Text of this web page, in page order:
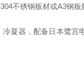
不锈钢板材或A3钢板
凝器，配备日本鹭宫